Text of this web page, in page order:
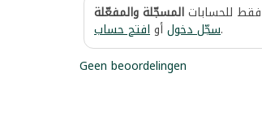
فقط للحساباتالمسجّلة والمفعّلة
سجّل دخولأوافتح حساب
.
Geen beoordelingen